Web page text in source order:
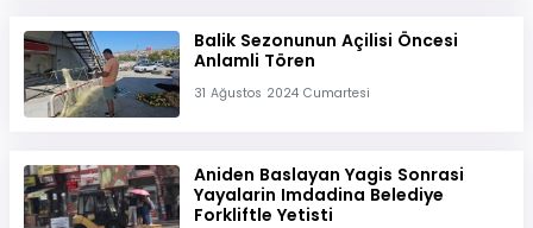
Balik Sezonunun Açilisi Öncesi
Anlamli Tören
31 Ağustos 2024 Cumartesi
Aniden Baslayan Yagis Sonrasi
Yayalarin Imdadina Belediye
Forkliftle Yetisti